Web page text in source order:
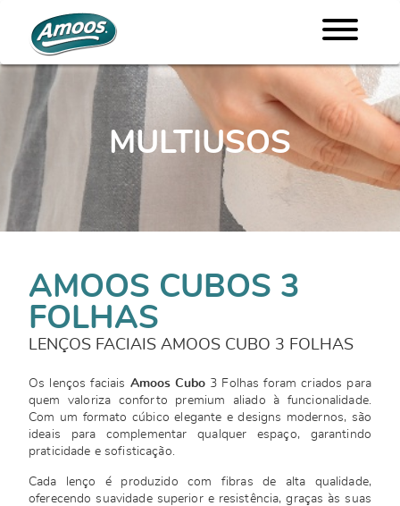
MULTIUSOS
AMOOS CUBOS 3
FOLHAS
LENÇOS FACIAIS AMOOS CUBO 3 FOLHAS
Os lenços faciais Amoos Cubo 3 Folhas foram criados para
quem valoriza conforto premium aliado à funcionalidade.
Com um formato cúbico elegante e designs modernos, são
ideais para complementar qualquer espaço, garantindo
praticidade e sofisticação.
Cada lenço é produzido com fibras de alta qualidade,
oferecendo suavidade superior e resistência, graças às suas